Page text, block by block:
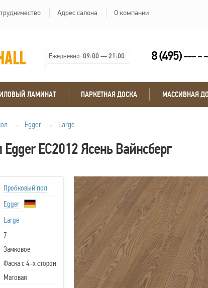
Адрес салона О компании
Ежедневно:09:00—21:00 8 (495) --- -
ЛАМИНАТ ПАРКЕТНАЯ ДОСКА МАССИВНАЯ
→ Egger → Large
EC2012 Ясень Вайнсберг
Пробковый пол
Egger
Large
7
Замковое
Фаска с 4-х сторон
Матовая